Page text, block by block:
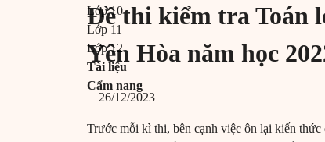
Lớp 10
Lớp 11
Lớp 12
Tài liệu
Cẩm nang
Đề thi kiểm tra Toán
Yên Hòa năm học
26/12/2023
Trước mỗi kì thi, bên cạnh việc ôn lại kiến